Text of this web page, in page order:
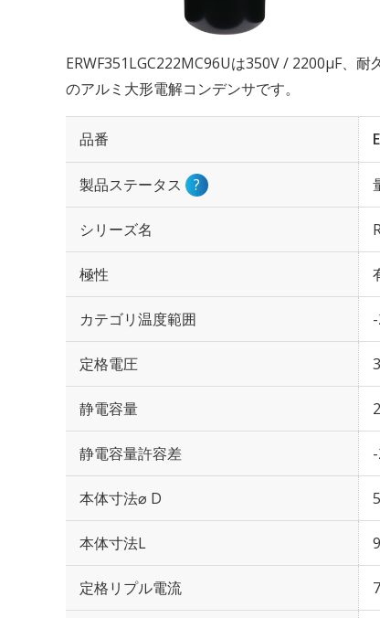
ERWF351LGC222MC96Uは350V / 2200µF、
のアルミ大形電解コンデンサです。
品番
製品ステータス ?
シリーズ名
極性
カテゴリ温度範囲
定格電圧
静電容量
静電容量許容差
本体寸法⌀ D
本体寸法L
定格リプル電流